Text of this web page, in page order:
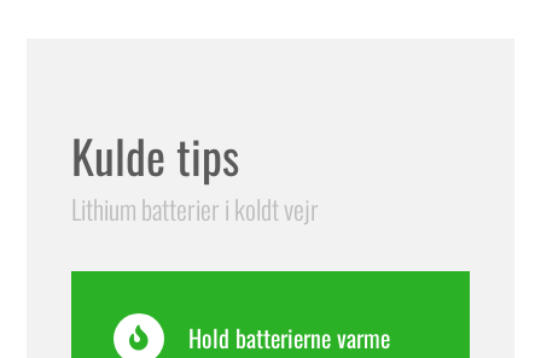
Kulde tips
Lithium batterier i koldt vejr
Hold batterierne varme